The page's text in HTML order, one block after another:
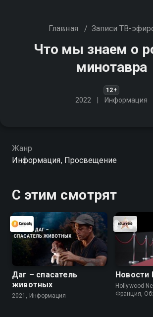
Главная / Записи ТВ-
Что мы знаем о
минотавра
12+
2022 Информация
Жанр
Информация, Просвещение
С этим смотрят
Даг – спасатель
животных
2021, Информация
Новости
Hollywood
Франция,